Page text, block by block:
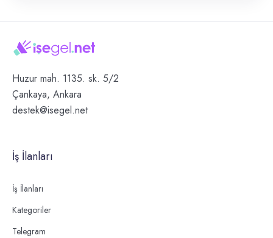
Huzur mah. 1135. sk. 5/2
Çankaya, Ankara
destek@isegel.net
İş İlanları
İş İlanları
Kategoriler
Telegram